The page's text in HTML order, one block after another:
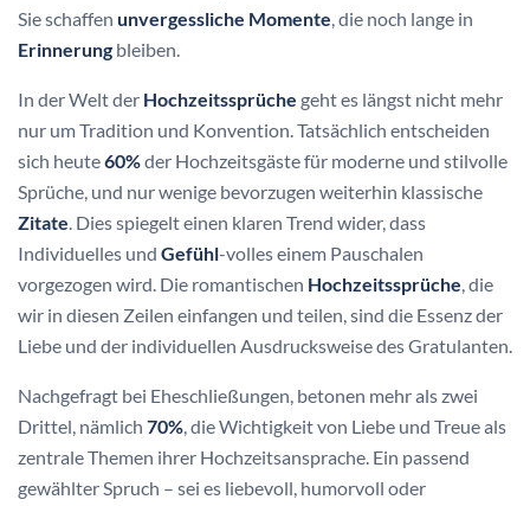
Sie schaffen unvergessliche Momente, die noch lange in
Erinnerung bleiben.
In der Welt der Hochzeitssprüche geht es längst nicht mehr
nur um Tradition und Konvention. Tatsächlich entscheiden
sich heute60%der Hochzeitsgäste für moderne und stilvolle
Sprüche, und nur wenige bevorzugen weiterhin klassische
Zitate. Dies spiegelt einen klaren Trend wider, dass
Individuelles und Gefühl-volles einem Pauschalen
vorgezogen wird. Die romantischen Hochzeitssprüche, die
wir in diesen Zeilen einfangen und teilen, sind die Essenz der
Liebe und der individuellen Ausdrucksweise des Gratulanten.
Nachgefragt bei Eheschließungen, betonen mehr als zwei
Drittel, nämlich 70%, die Wichtigkeit von Liebe und Treue als
zentrale Themen ihrer Hochzeitsansprache. Ein passend
gewählter Spruch – sei es liebevoll, humorvoll oder